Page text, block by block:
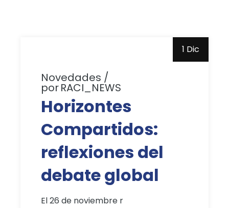
1 Dic
Novedades
porRACI_NEWS
Horizontes
Compartidos:
reflexiones del
debate global
El 26 de noviembre r